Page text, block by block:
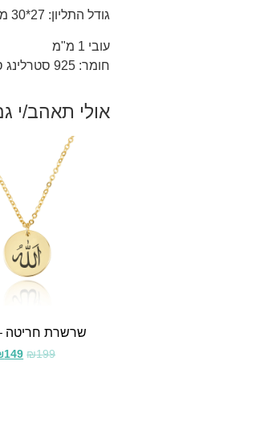
גודל התליון: 27*30 מ"מ
עובי 1 מ"מ
חומר: 925 סטרלינג סילבר/ ציפוי זהב/רוז 18 קראט.
אולי תאהב/י
שרשרת חריטה
₪199
149